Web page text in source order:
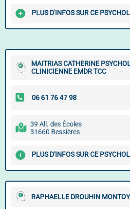
PLUS D'INFOS SUR CE
MAITRIAS CATHERINE
CLINICIENNE EMDR TCC
39 All. des Écoles
31660 Bessières
PLUS D'INFOS SUR CE
RAPHAELLE DROUHIN